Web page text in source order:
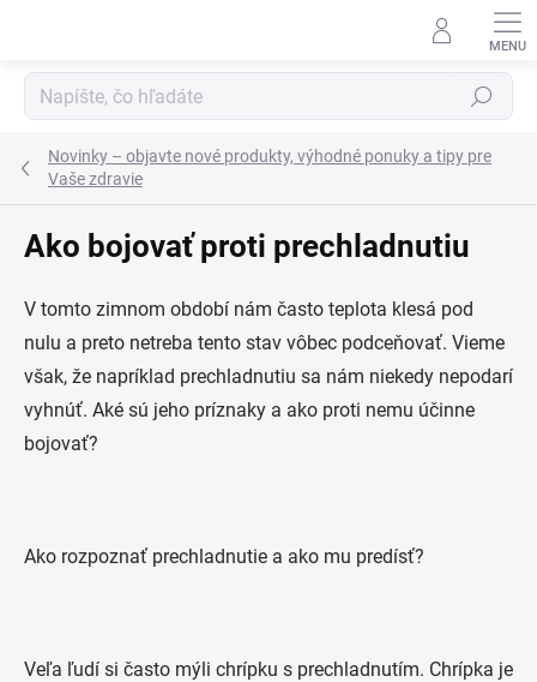
Hľadať
Novinky – objavte nové produkty, výhodné ponuky a tipy pre
Vaše zdravie
Ako bojovať proti prechladnutiu
V tomto zimnom období nám často teplota klesá pod
nulu a preto netreba tento stav vôbec podceňovať. Vieme
však, že napríklad prechladnutiu sa nám niekedy nepodarí
vyhnúť. Aké sú jeho príznaky a ako proti nemu účinne
bojovať?
Ako rozpoznať prechladnutie a ako mu predísť?
Veľa ľudí si často mýli chrípku s prechladnutím. Chrípka je